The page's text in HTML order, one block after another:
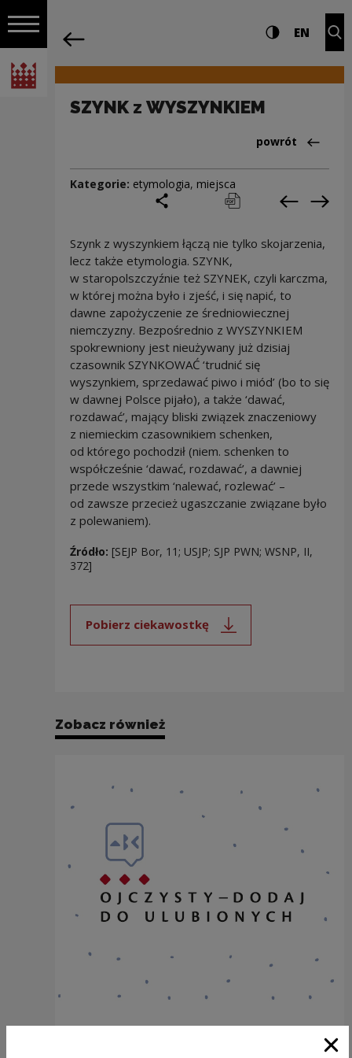
Włącz nawigację
Narodowe Centrum Kultury
Nawigacja Ustawienia i Wysoki
EN
SZYNK z WYSZYNKIEM
Powrót
powrót
Kategorie: etymologia, miejsca
podziel się
drukuj pobierz
Szynk z wyszynkiem łączą nie tylko skojarzenia,
lecz także etymologia. SZYNK,
w staropolszczyźnie też SZYNEK, czyli karczma,
w której można było i zjeść, i się napić, to
dawne zapożyczenie ze średniowiecznej
niemczyzny. Bezpośrednio z WYSZYNKIEM
spokrewniony jest nieużywany już dzisiaj
czasownik SZYNKOWAĆ ‘trudnić się
wyszynkiem, sprzedawać piwo i miód’ (bo to się
w dawnej Polsce pijało), a także ‘dawać,
rozdawać’, mający bliski związek znaczeniowy
z niemieckim czasownikiem schenken,
od którego pochodził (niem. schenken to
współcześnie ‘dawać, rozdawać’, a dawniej
przede wszystkim ‘nalewać, rozlewać’ –
od zawsze przecież ugaszczanie związane było
z polewaniem).
Źródło: [SEJP Bor, 11; USJP; SJP PWN; WSNP, II,
372]
Pobierz ciekawostkę
Uwaga, link zostanie otwarty
Zobacz również